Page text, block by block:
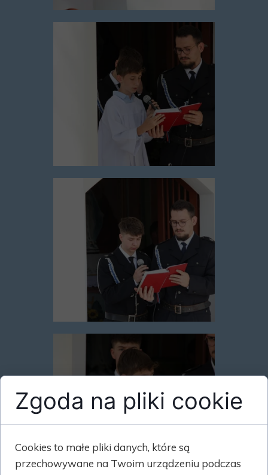
Zgoda na pliki cookie
Cookies to małe pliki danych, które są
przechowywane na Twoim urządzeniu podczas